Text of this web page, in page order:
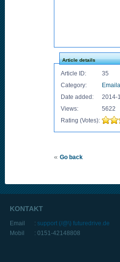
Article details
Article ID:
35
Category:
Date added:
2014-
Views:
5622
Rating (Votes):
« Go back
KONTAKT
Email : support (/@\) futuredrive.de
Mobil
: 0151-42148808